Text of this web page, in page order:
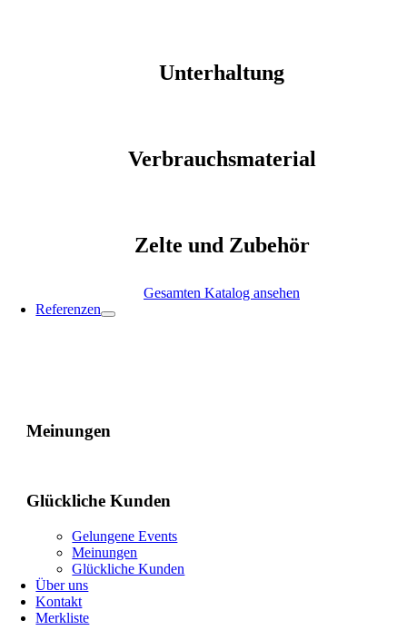
Unterhaltung
Verbrauchsmaterial
Zelte und Zubehör
Gesamten Katalog ansehen
Referenzen
Meinungen
Glückliche Kunden
Gelungene Events
Meinungen
Glückliche Kunden
Über uns
Kontakt
Merkliste